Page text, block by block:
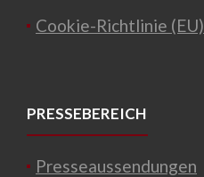
Cookie-Richtlinie (EU)
PRESSEBEREICH
Presseaussendungen